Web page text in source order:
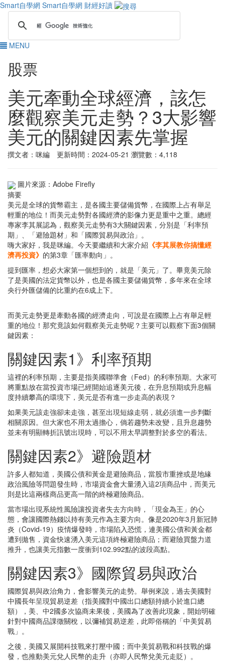
Smart自學網 Smart自學網 財經好讀
MENU
股票
美元牽動全球經濟，該怎
麼觀察美元走勢？3大影響
美元的關鍵因素先掌握
撰文者：咪編 更新時間：2024-05-21 瀏覽數：4,118
圖片來源：Adobe Firefly
摘要
美元是全球的貨幣霸主，是各國主要儲備貨幣，在國際上占有舉足
輕重的地位！而美元走勢對各國經濟的影像力更是重中之重。總經
專家李其展認為，觀察美元走勢有3大關鍵因素，分別是「利率預
期」、「避險題材」和「國際貿易與政治」。
嗨大家好，我是咪編。今天要繼續和大家介紹 《李其展教你搞懂經
濟再投資》 的第3章「匯率動向」。
提到匯率，想必大家第一個想到的，就是「美元」了。畢竟美元除
了是美國的法定貨幣以外，也是各國主要儲備貨幣，多年來在全球
央行外匯儲備的比重約在6成上下。
而美元走勢更是牽動各國的經濟走向，可說是在國際上占有舉足輕
重的地位！那究竟該如何觀察美元走勢呢？主要可以觀察下面3個關
鍵因素：
關鍵因素1》利率預期
這裡的利率預期，主要是指美國聯準會（Fed）的利率預期。大家可
將重點放在當投資市場已經開始追逐美元後，在升息預期或升息幅
度持續攀高的環境下，美元是否有進一步走高的表現？
如果美元該走強卻未走強，甚至出現短線走弱，就必須進一步判斷
相關原因。但大家也不用太過擔心，倘若趨勢未改變，且升息趨勢
並未有明顯轉折訊號出現時，可以不用太早調整對於多空的看法。
關鍵因素2》避險題材
許多人都知道，美國公債和黃金是避險商品，當股市重挫或是地緣
政治風險等問題發生時，市場資金會大量湧入這2項商品中，而美元
則是比這兩樣商品更高一階的終極避險商品。
當市場出現系統性風險讓投資者失去方向時，「現金為王」的心
態，會讓國際熱錢以持有美元作為主要方向。像是2020年3月新冠肺
炎（Covid-19）疫情爆發時，市場陷入恐慌，連美國公債和黃金都
遭到拋售，資金快速湧入美元這項終極避險商品；而避險買盤力道
推升，也讓美元指數一度衝到102.992點的波段高點。
關鍵因素3》國際貿易與政治
國際貿易與政治角力，會影響美元的走勢。舉例來說，過去美國對
中國長年呈現貿易逆差（指美國對中國出口總額持續小於進口總
額），美、中2國多次協商未果後，美國為了改善此現象，開始明確
針對中國商品課徵關稅，以彌補貿易逆差，此即俗稱的「中美貿易
戰」。
之後，美國又展開科技戰來打壓中國；而中美貿易戰和科技戰的爆
發，也推動美元兌人民幣的走升（亦即人民幣兌美元走貶）。